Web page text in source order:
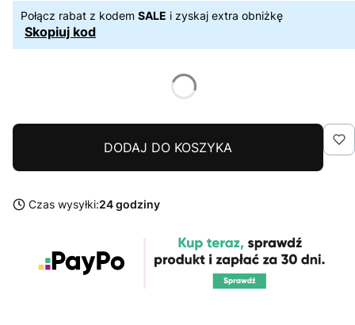
Połącz rabat z kodem SALE i zyskaj extra obniżkę
Skopiuj kod
DODAJ DO KOSZYKA
Czas wysyłki:24 godziny